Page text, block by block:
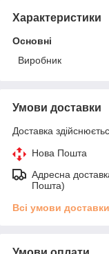
Характеристики
Основні
Виробник
Умови доставки
Доставка
Нова Пошта
Адресна
Пошта)
Всі умови доставки